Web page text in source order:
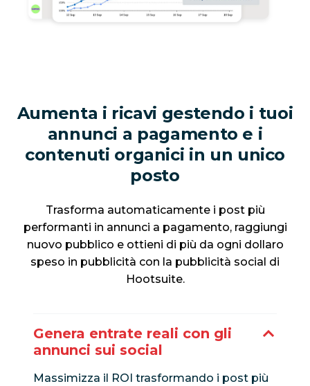
Aumenta i ricavi gestendo i tuoi
annunci a pagamento e i
contenuti organici in un unico
posto
Trasforma automaticamente i post più
performanti in annunci a pagamento, raggiungi
nuovo pubblico e ottieni di più da ogni dollaro
speso in pubblicità con la pubblicità social di
Hootsuite.
Genera entrate reali con gli
annunci sui social
Massimizza il ROI trasformando i post più